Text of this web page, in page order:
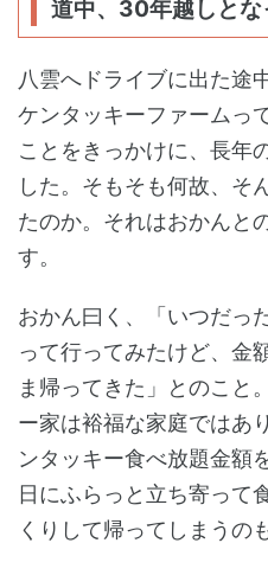
道中、30年越しとな
八雲へドライブに出た途
ケンタッキーファームっ
ことをきっかけに、長年
した。そもそも何故、そ
たのか。それはおかんと
す。
おかん曰く、「いつだっ
って行ってみたけど、金
ま帰ってきた」とのこと
ー家は裕福な家庭ではあ
ンタッキー食べ放題金額
日にふらっと立ち寄って
くりして帰ってしまうの